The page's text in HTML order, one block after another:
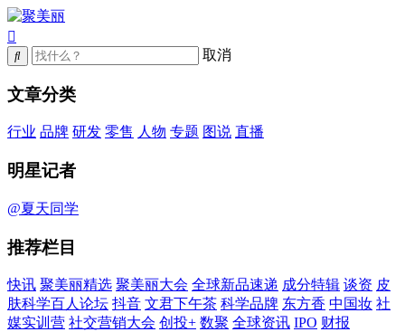
取消
文章分类
行业 品牌 研发 零售 人物 专题 图说 直播
明星记者
@夏天同学
推荐栏目
快讯 聚美丽精选 聚美丽大会 全球新品速递 成分特辑 谈资 皮
肤科学百人论坛 抖音 文君下午茶 科学品牌 东方香 中国妆 社
媒实训营 社交营销大会 创投+ 数聚 全球资讯 IPO 财报